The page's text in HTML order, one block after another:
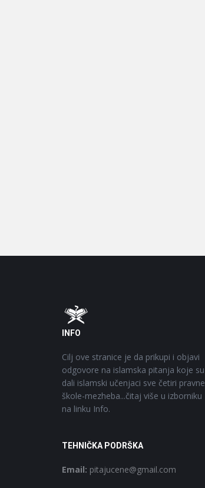
Footer
INFO
Cilj ove stranice je da prikupi i objavi
odgovore na islamska pitanja koje su
dali islamski učenjaci sve četiri pravne
škole-mezheba...čitaj više u izborniku
na linku Info.
TEHNIČKA PODRŠKA
Email: pitajucene@gmail.com